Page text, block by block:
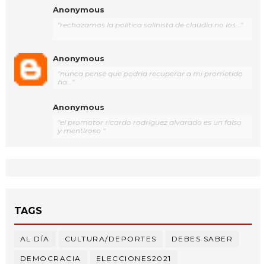
Anonymous
"rechazamos la política salinista de claudia no los..."
Anonymous
"nunca pensé que podría recuperar a mi prometido
ha..."
Anonymous
"el promotor ricardo rodríguez alvarado es un falso
y mentiroso "
TAGS
AL DÍA CULTURA/DEPORTES DEBES SABER
DEMOCRACIA ELECCIONES2021